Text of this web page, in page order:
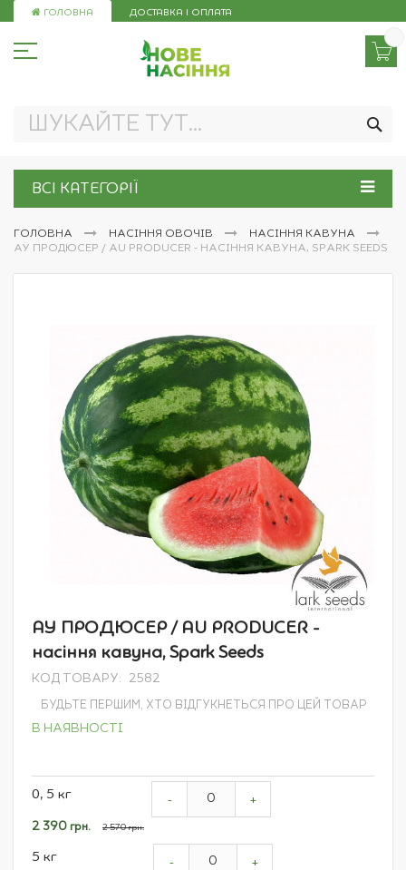
Skip
ГОЛОВНА ДОСТАВКА І ОПЛАТА
ВСІ КАТЕГОРІЇ
ГОЛОВНА НАСІННЯ ОВОЧІВ
НАСІННЯ КАВУНА
АУ ПРОДЮСЕР / AU PRODUCER - НАСІННЯ КАВУНА, SPARK SEEDS
Перейти
початку
галереї
АУ ПРОДЮСЕР / AU PRODUCER -
насіння кавуна, Spark Seeds
КОД ТОВАРУ 2582
БУДЬТЕ ПЕРШИМ, ХТО ВІДГУКНЕТЬСЯ ПРО ЦЕЙ ТОВАР
В НАЯВНОСТІ
product
0, 5 кг
Спеціальна
2 390 грн. 2 570 грн.
- +
5 кг - +